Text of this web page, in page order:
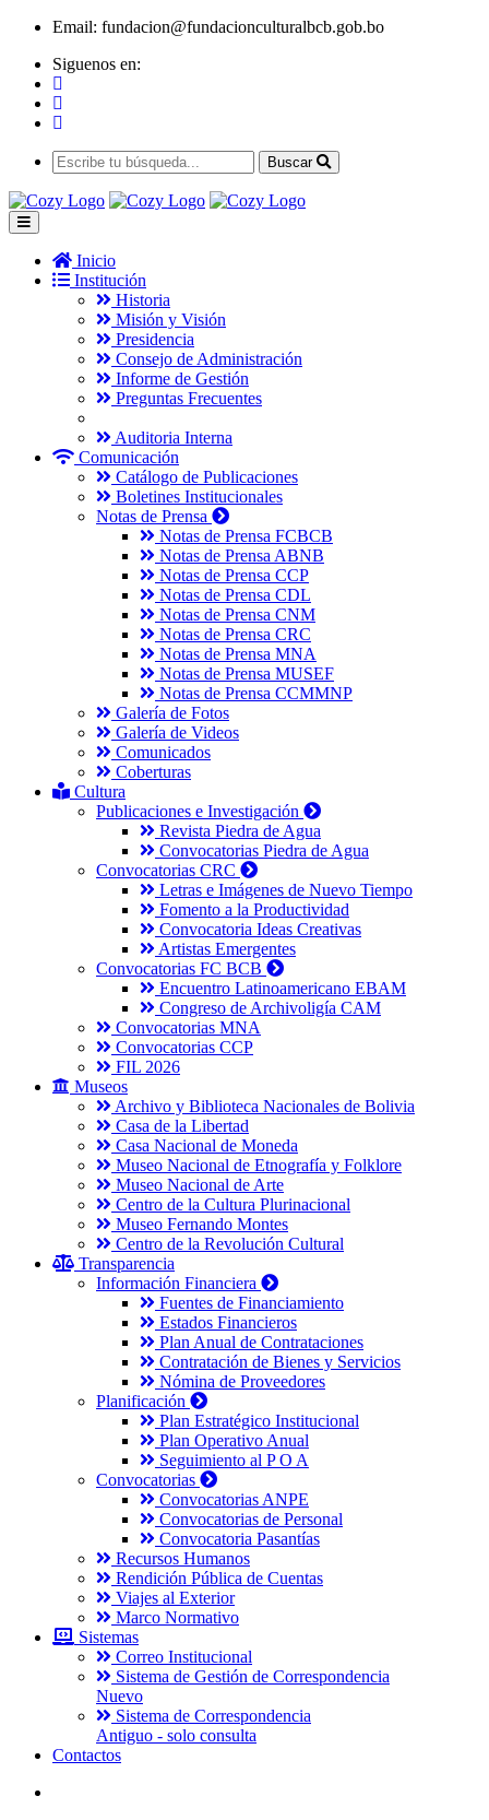
Email: fundacion@fundacionculturalbcb.gob.bo
Siguenos en:
Buscar
Inicio
Institución
Historia
Misión y Visión
Presidencia
Consejo de Administración
Informe de Gestión
Preguntas Frecuentes
Auditoria Interna
Comunicación
Catálogo de Publicaciones
Boletines Institucionales
Notas de Prensa
Notas de Prensa FCBCB
Notas de Prensa ABNB
Notas de Prensa CCP
Notas de Prensa CDL
Notas de Prensa CNM
Notas de Prensa CRC
Notas de Prensa MNA
Notas de Prensa MUSEF
Notas de Prensa CCMMNP
Galería de Fotos
Galería de Videos
Comunicados
Coberturas
Cultura
Publicaciones e Investigación
Revista Piedra de Agua
Convocatorias Piedra de Agua
Convocatorias CRC
Letras e Imágenes de Nuevo Tiempo
Fomento a la Productividad
Convocatoria Ideas Creativas
Artistas Emergentes
Convocatorias FC BCB
Encuentro Latinoamericano EBAM
Congreso de Archivoligía CAM
Convocatorias MNA
Convocatorias CCP
FIL 2026
Museos
Archivo y Biblioteca Nacionales de Bolivia
Casa de la Libertad
Casa Nacional de Moneda
Museo Nacional de Etnografía y Folklore
Museo Nacional de Arte
Centro de la Cultura Plurinacional
Museo Fernando Montes
Centro de la Revolución Cultural
Transparencia
Información Financiera
Fuentes de Financiamiento
Estados Financieros
Plan Anual de Contrataciones
Contratación de Bienes y Servicios
Nómina de Proveedores
Planificación
Plan Estratégico Institucional
Plan Operativo Anual
Seguimiento al P O A
Convocatorias
Convocatorias ANPE
Convocatorias de Personal
Convocatoria Pasantías
Recursos Humanos
Rendición Pública de Cuentas
Viajes al Exterior
Marco Normativo
Sistemas
Correo Institucional
Sistema de Gestión de Correspondencia
Nuevo
Sistema de Correspondencia
Antiguo - solo consulta
Contactos